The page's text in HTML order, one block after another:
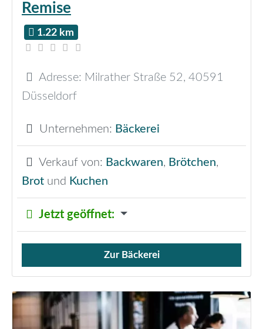
Remise
1.22 km
Adresse: Milrather Straße 52, 40591
Düsseldorf
Unternehmen: Bäckerei
Verkauf von: Backwaren, Brötchen,
Brot und Kuchen
Jetzt geöffnet:
Verkauf von Brötchen,
Zur Bäckerei